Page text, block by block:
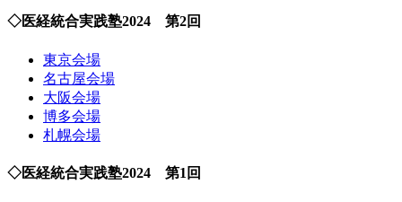
◇医経統合実践塾2024 第2回
東京会場
名古屋会場
大阪会場
博多会場
札幌会場
◇医経統合実践塾2024 第1回